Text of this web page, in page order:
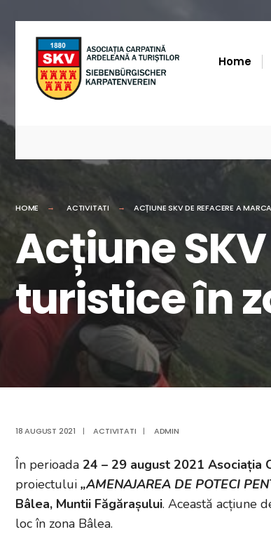
Skip
content
Home
HOME ACTIVITATI ACȚIUNE SKV DE REFACERE A
Acțiune
turistice în
18 AUGUST 2021 | ACTIVITATI | ADMIN
În perioada 24 – 29 august 2021 Asociația
proiectului „AMENAJAREA DE POTECI
Bâlea, Muntii Făgărașului. Această acțiune
loc în zona Bâlea.